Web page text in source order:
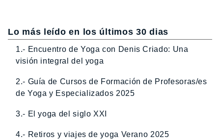
Lo más leído en los últimos 30 dias
1.- Encuentro de Yoga con Denis Criado: Una
visión integral del yoga
2.- Guía de Cursos de Formación de Profesoras/es
de Yoga y Especializados 2025
3.- El yoga del siglo XXI
4.- Retiros y viajes de yoga Verano 2025